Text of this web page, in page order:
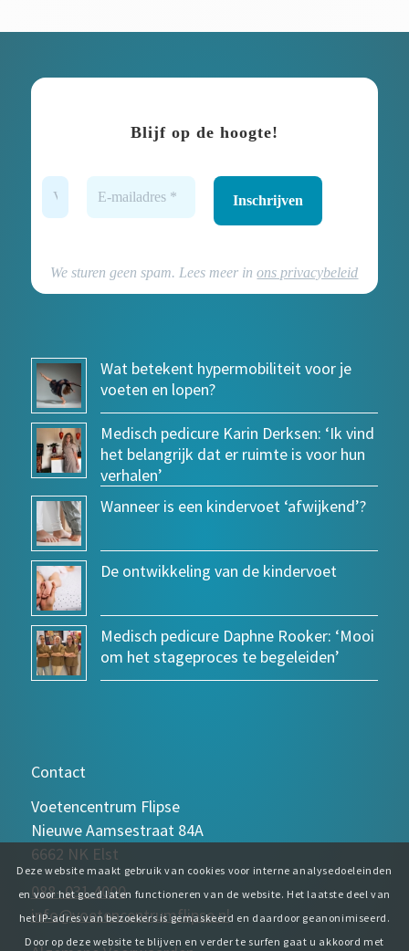
Blijf op de hoogte!
We sturen geen spam. Lees meer inons privacybeleid
Wat betekent hypermobiliteit voor je
voeten en lopen?
Medisch pedicure Karin Derksen: ‘Ik vind
het belangrijk dat er ruimte is voor hun
verhalen’
Wanneer is een kindervoet ‘afwijkend’?
De ontwikkeling van de kindervoet
Medisch pedicure Daphne Rooker: ‘Mooi
om het stageproces te begeleiden’
Contact
Voetencentrum Flipse
Nieuwe Aamsestraat 84A
6662 NK Elst
088- 031 4000
info@voetencentrumflipse.nl
Deze website maakt gebruik van cookies voor interne analysedoeleinden
en voor het goed laten functioneren van de website. Het laatste deel van
het IP-adres van bezoekers is gemaskeerd en daardoor geanonimiseerd.
Door op deze website te blijven en verder te surfen gaat u akkoord met